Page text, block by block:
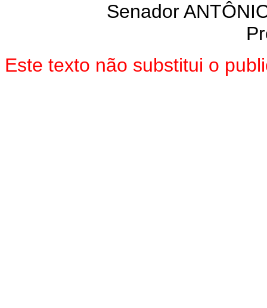
Senador
Este texto não substitui o